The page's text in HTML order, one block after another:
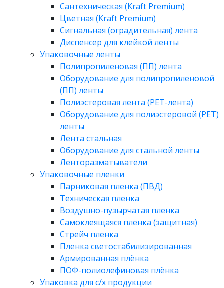
Сантехническая (Kraft Premium)
Цветная (Kraft Premium)
Сигнальная (оградительная) лента
Диспенсер для клейкой ленты
Упаковочные ленты
Полипропиленовая (ПП) лента
Оборудование для полипропиленовой
(ПП) ленты
Полиэстеровая лента (PET-лента)
Оборудование для полиэстеровой (PET)
ленты
Лента стальная
Оборудование для стальной ленты
Ленторазматыватели
Упаковочные пленки
Парниковая пленка (ПВД)
Техническая пленка
Воздушно-пузырчатая пленка
Самоклеящаяся пленка (защитная)
Стрейч пленка
Пленка светостабилизированная
Армированная плёнка
ПОФ-полиолефиновая плёнка
Упаковка для с/х продукции